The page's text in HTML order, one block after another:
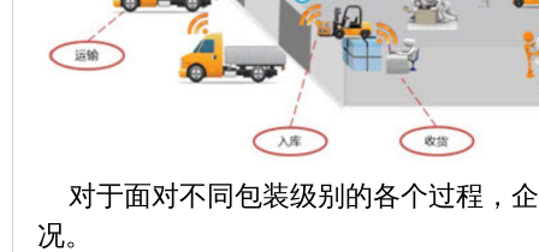
对于面对不同包装级别的各个过程，
况。